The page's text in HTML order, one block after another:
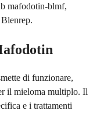
mafodotin-blmf,
di funzionare,
il mieloma multiplo. Il
e i trattamenti